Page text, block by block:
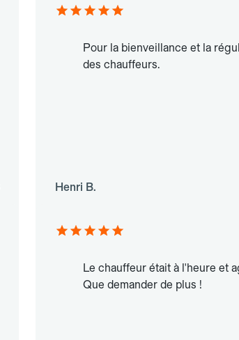
Pour la bienveillance et la
des chauffeurs.
Henri B.
Le chauffeur était à l'heure et
Que demander de plus !